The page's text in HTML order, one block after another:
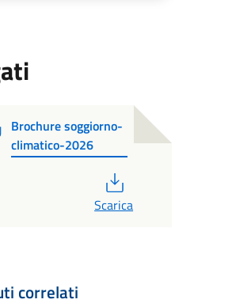
Brochure soggiorno-
climatico-2026
Scarica
correlati